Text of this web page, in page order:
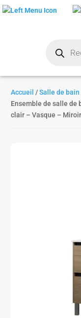
produits
Accueil /Salle de bain
Ensemble de salle de
clair – Vasque –